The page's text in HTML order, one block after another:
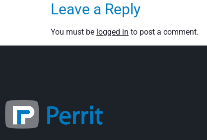
Leave a Reply
You must be logged in to post a comment.